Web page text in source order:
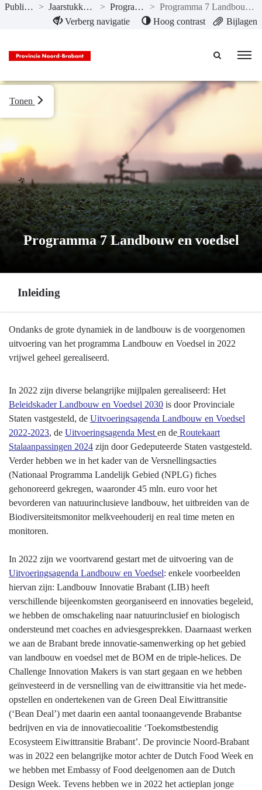
Naar hoofdinhoud
Publicaties > Jaarstukken 2022 > Programma’s >
Programma 7 Landbouw en voedsel
Verberg navigatie
Hoog contrast Bijlagen
Programma 7 Landbouw en voedsel
Tonen
Inleiding
Terug
naar
navigatie
Programma
Landbouw
voedsel
Inleiding
Ondanks de grote dynamiek in de landbouw is de voorgenomen
uitvoering van het programma Landbouw en Voedsel in 2022
vrijwel geheel gerealiseerd.
In 2022 zijn diverse belangrijke mijlpalen gerealiseerd: Het
Beleidskader Landbouw en Voedsel 2030 is door Provinciale
Staten vastgesteld, de Uitvoeringsagenda Landbouw en Voedsel
2022-2023, de Uitvoeringsagenda Mest en de Routekaart
Stalaanpassingen 2024 zijn door Gedeputeerde Staten vastgesteld.
Verder hebben we in het kader van de Versnellingsacties
(Nationaal Programma Landelijk Gebied (NPLG) fiches
gehonoreerd gekregen, waaronder 45 mln. euro voor het
bevorderen van natuurinclusieve landbouw, het uitbreiden van de
Biodiversiteitsmonitor melkveehouderij en real time meten en
monitoren.
In 2022 zijn we voortvarend gestart met de uitvoering van de
Uitvoeringsagenda Landbouw en Voedsel: enkele voorbeelden
hiervan zijn: Landbouw Innovatie Brabant (LIB) heeft
verschillende bijeenkomsten georganiseerd en innovaties begeleid,
we hebben de omschakeling naar natuurinclusief en biologisch
ondersteund met coaches en adviesgesprekken. Daarnaast werken
we aan de Brabant brede innovatie-samenwerking op het gebied
van landbouw en voedsel met de BOM en de triple-helices. De
Challenge Innovation Makers is van start gegaan en we hebben
geïnvesteerd in de versnelling van de eiwittransitie via het mede-
opstellen en ondertekenen van de Green Deal Eiwittransitie
(‘Bean Deal’) met daarin een aantal toonaangevende Brabantse
bedrijven en via de innovatiecoalitie ‘Toekomstbestendig
Ecosysteem Eiwittransitie Brabant’. De provincie Noord-Brabant
was in 2022 een belangrijke motor achter de Dutch Food Week en
we hebben met Embassy of Food deelgenomen aan de Dutch
Design Week. Tevens hebben we in 2022 het actieplan jonge